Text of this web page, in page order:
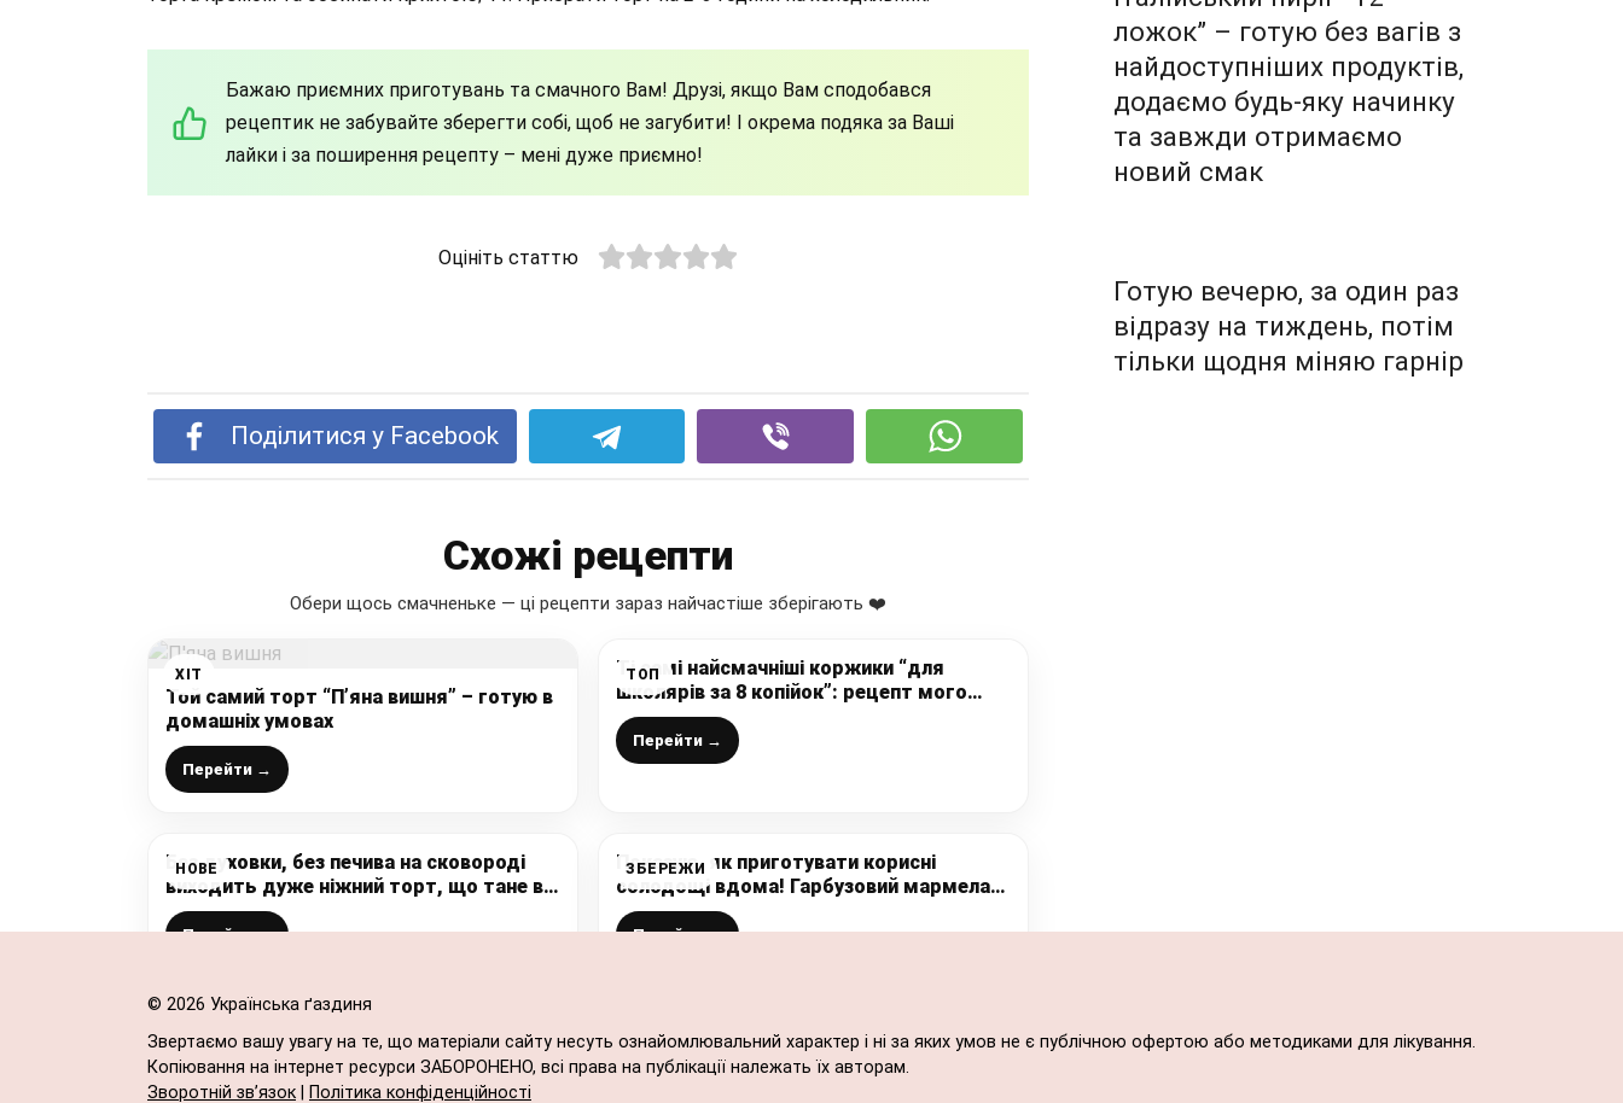
Бажаю приємних приготувань та смачного Вам! Друзі, якщо Вам сподобався
рецептик не забувайте зберегти собі, щоб не загубити! І окрема подяка за Ваші
лайки і за поширення рецепту – мені дуже приємно!
Оцініть статтю
Поділитися у Facebook
Схожі рецепти
Обери щось смачненьке — ці рецепти зараз найчастіше зберігають ❤️
ХІТ
Той самий торт “П’яна вишня” – готую в
домашніх умовах
Перейти →
ТОП
Ті самі найсмачніші коржики “для
школярів за 8 копійок”: рецепт мого
щасливого дитинства, дуже смачні,
ніжні і прості в приготуванні
Перейти →
НОВЕ
Без духовки, без печива на сковороді
виходить дуже ніжний торт, що тане в
роті – неймовірно смачний, а рецепт
простий
Перейти →
ЗБЕРЕЖИ
Показую, як приготувати корисні
солодощі вдома! Гарбузовий мармелад
– його обожнюють навіть діти, які
гарбуз не їдять взагалі!
Перейти →
ложок” – готую без вагів з
найдоступніших продуктів,
додаємо будь-яку начинку
та завжди отримаємо
новий смак
Готую вечерю, за один раз
відразу на тиждень, потім
тільки щодня міняю гарнір
© 2026 Українська ґаздиня
Звертаємо вашу увагу на те, що матеріали сайту несуть ознайомлювальний характер і ні за яких умов не є публічною офертою або методиками для лікування.
Копіювання на інтернет ресурси ЗАБОРОНЕНО, всі права на публікації належать їх авторам.
Зворотній зв’язок
Політика конфіденційності